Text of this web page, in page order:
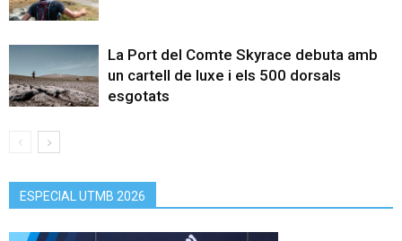
La Port del Comte Skyrace debuta amb
un cartell de luxe i els 500 dorsals
esgotats
ESPECIAL UTMB 2026